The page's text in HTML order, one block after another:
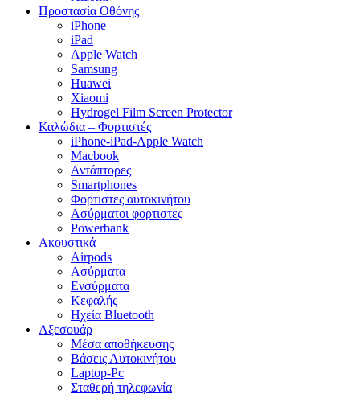
Προστασία Οθόνης
iPhone
iPad
Apple Watch
Samsung
Huawei
Xiaomi
Hydrogel Film Screen Protector
Καλώδια – Φορτιστές
iPhone-iPad-Apple Watch
Macbook
Αντάπτορες
Smartphones
Φορτιστες αυτοκινήτου
Ασύρματοι φορτιστες
Powerbank
Ακουστικά
Airpods
Ασύρματα
Ενσύρματα
Κεφαλής
Ηχεία Bluetooth
Αξεσουάρ
Μέσα αποθήκευσης
Βάσεις Αυτοκινήτου
Laptop-Pc
Σταθερή τηλεφωνία